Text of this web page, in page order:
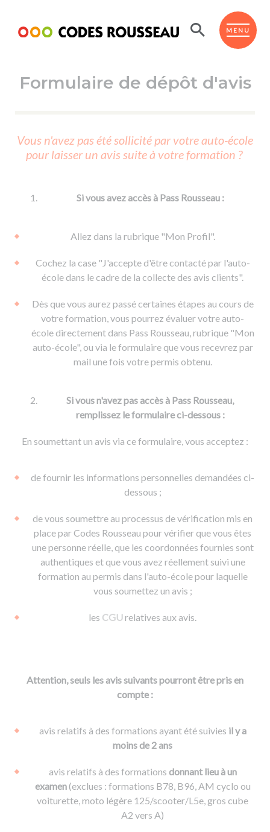
MENU
ESPACE ÉLÈVE
Code de la route
Passer l'ASSR
Réviser le code
Passer l'ETM
Permis voiture
Permis remorque
Permis & handicap
d'apprentissage
De la conduite en voiture
De la conduite à moto
Voir tous les supports
Formations pro.
Permis poids lourd
Formation FCO
Formation CACES
Devenir enseignant de la conduite
Ressources
Formulaire de dépôt d'avis
Vous n'avez pas été sollicité par votre auto-école
pour laisser un avis suite à votre formation ?
Si vous avez accès à Pass Rousseau :
Allez dans la rubrique "Mon Profil".
Cochez la case "J'accepte d'être contacté par l'auto-
école dans le cadre de la collecte des avis clients".
Dès que vous aurez passé certaines étapes au cours de
votre formation, vous pourrez évaluer votre auto-
école directement dans Pass Rousseau, rubrique "Mon
auto-école", ou via le formulaire que vous recevrez par
mail une fois votre permis obtenu.
Si vous n'avez pas accès à Pass Rousseau,
remplissez le formulaire ci-dessous :
En soumettant un avis via ce formulaire, vous acceptez :
de fournir les informations personnelles demandées ci-
dessous ;
de vous soumettre au processus de vérification mis en
place par Codes Rousseau pour vérifier que vous êtes
une personne réelle, que les coordonnées fournies sont
authentiques et que vous avez réellement suivi une
formation au permis dans l'auto-école pour laquelle
vous soumettez un avis ;
les CGUrelatives aux avis.
Attention, seuls les avis suivants pourront être pris en
compte :
avis relatifs à des formations ayant été suivies il y a
moins de 2 ans
avis relatifs à des formations donnant lieu à un
examen(exclues : formations B78, B96, AM cyclo ou
voiturette, moto légère 125/scooter/L5e, gros cube
A2 vers A)